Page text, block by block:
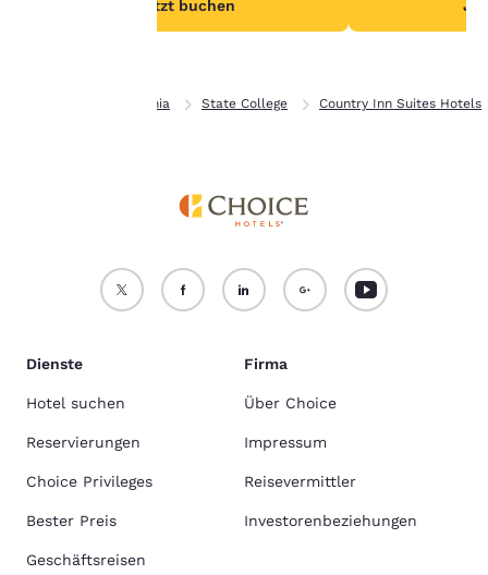
Jetzt buchen
Pennsylvania State College Country Inn Suites Hotels
Alle Cookies akzeptieren Alle Cookies ablehnen
Dienste
Hotel suchen
Reservierungen
Choice Privileges
Bester Preis
Geschäftsreisen
Firma
Über Choice
Impressum
Reisevermittler
Investorenbeziehungen